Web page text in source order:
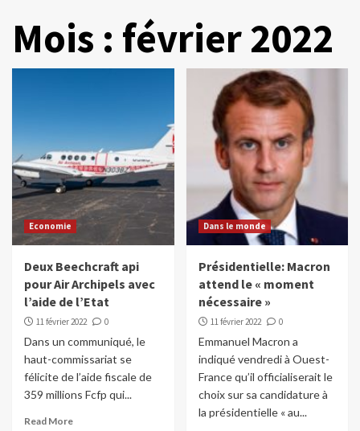
Mois : février 2022
Economie
Deux Beechcraft api
pour Air Archipels avec
l’aide de l’Etat
11 février 2022 0
Dans un communiqué, le
haut-commissariat se
félicite de l’aide fiscale de
359 millions Fcfp qui...
Read More
Dans le monde
Présidentielle: Macron
attend le « moment
nécessaire »
11 février 2022 0
Emmanuel Macron a
indiqué vendredi à Ouest-
France qu’il officialiserait le
choix sur sa candidature à
la présidentielle « au...